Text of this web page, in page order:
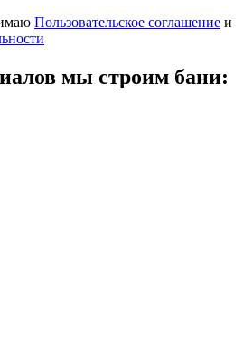
Пользовательское соглашение и
мы строим бани: